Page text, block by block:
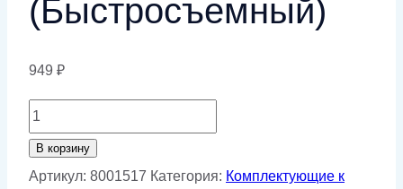
(Быстросъемный)
949 ₽
Количество
товара
Разъем
В корзину
Артикул: 8001517 Категория: Комплектующие к